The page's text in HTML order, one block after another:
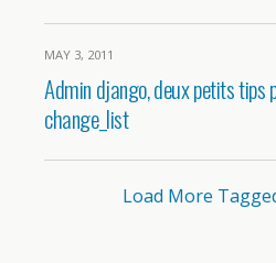
MAY 3, 2011
Admin django, deux petits tips
change_list
Load More